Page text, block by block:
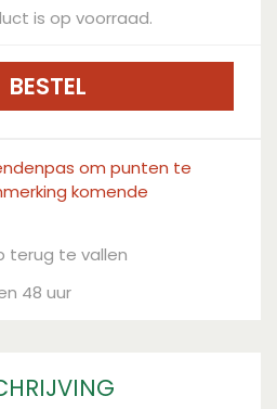
is op voorraad.
om punten te
komende
terug te vallen
48 uur